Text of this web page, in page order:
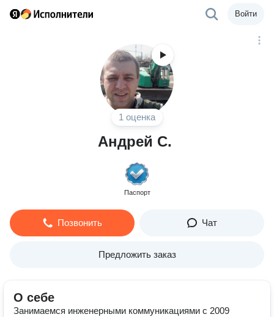
Войти
1 оценка
Андрей С.
Паспорт
Позвонить Чат
Предложить заказ
О себе
Занимаемся инженерными коммуникациями с 2009